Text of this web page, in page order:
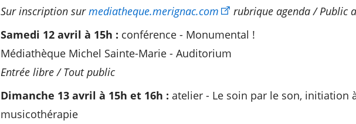
Sur inscription surmediatheque.merignac.com
rubrique agenda / Public
Samedi 12 avril à 15h : conférence - Monumental !
Médiathèque Michel Sainte-Marie - Auditorium
Entrée libre / Tout public
Dimanche 13 avril à 15h et 16h : atelier - Le soin par le son, initiation
musicothérapie